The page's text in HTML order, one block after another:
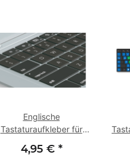
Englische
Tastaturaufkleber für
MacBook und Mac-
4,95 € *